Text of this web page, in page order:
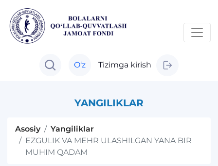
O‘z Tizimga kirish
YANGILIKLAR
Asosiy
Yangiliklar
EZGULIK VA MEHR ULASHILGAN YANA BIR
MUHIM QADAM